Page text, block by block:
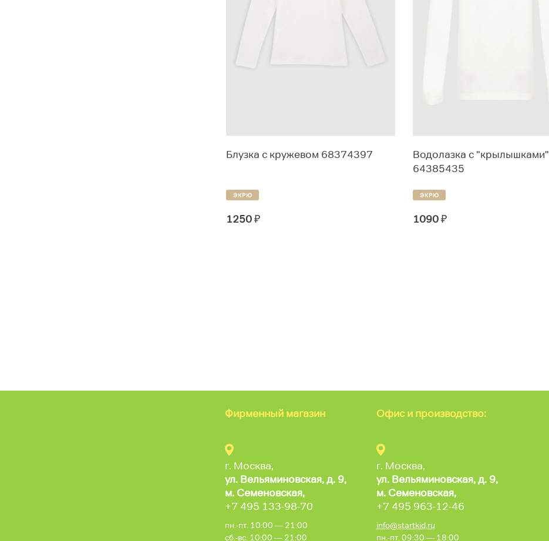
Блузка с кружевом 68374397
ЭКРЮ
1250₽
Водолазка с "крылышками"
64385435
ЭКРЮ
1090₽
Фирменный магазин
г. Москва,
ул. Вельяминовская,д. 9,
м. Семеновская,
+7 495 133-98-70
пн.-пт. 10:00 — 21:00
сб.-вс. 10:00 — 21:00
Офис и производство:
г. Москва,
ул. Вельяминовская,д. 9,
м. Семеновская,
+7 495 963-12-46
info@startkid.ru
пн.-пт. 09:30 — 18:00